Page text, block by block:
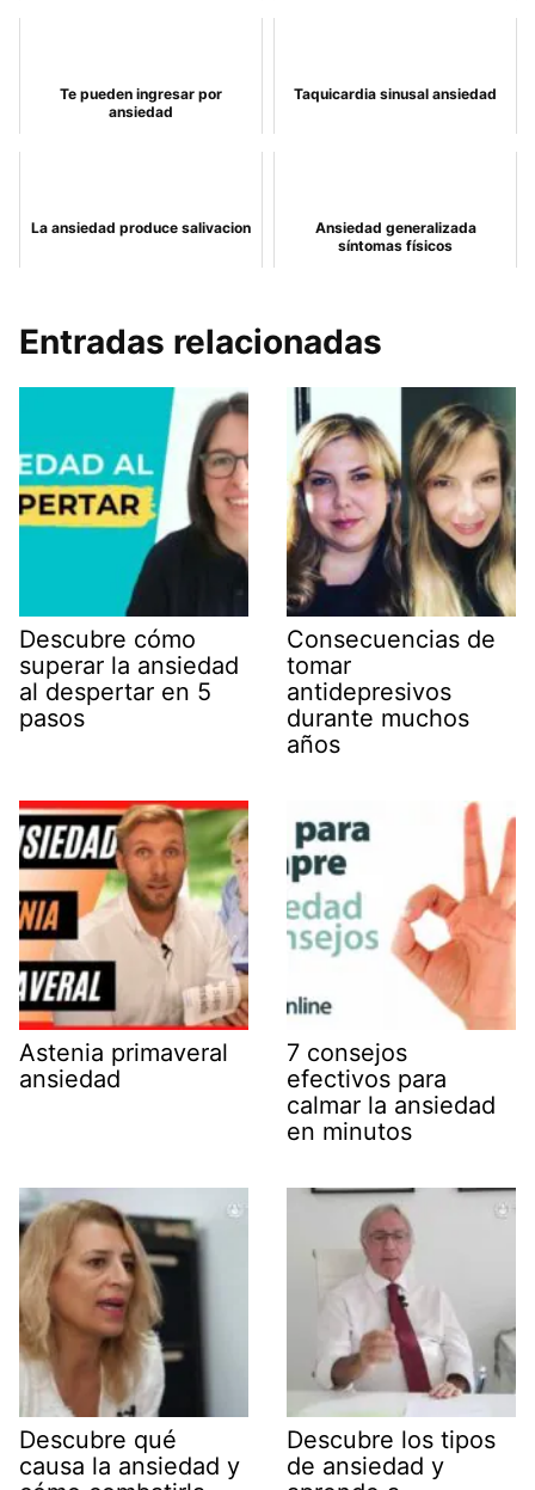
Te pueden ingresar por
ansiedad
Taquicardia sinusal ansiedad
La ansiedad produce salivacion
Ansiedad generalizada
síntomas físicos
Entradas relacionadas
Descubre cómo
superar la ansiedad
al despertar en 5
pasos
Consecuencias de
tomar
antidepresivos
durante muchos
años
Astenia primaveral
ansiedad
7 consejos
efectivos para
calmar la ansiedad
en minutos
Descubre qué
causa la ansiedad y
Descubre los tipos
de ansiedad y